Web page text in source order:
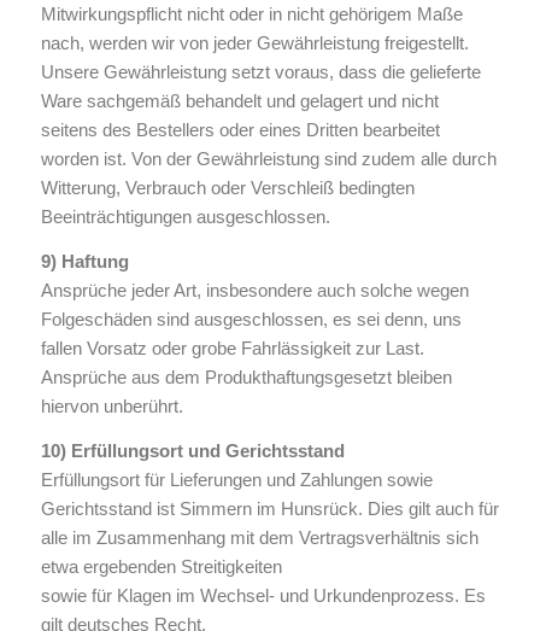
Mitwirkungspflicht nicht oder in nicht gehörigem Maße
nach, werden wir von jeder Gewährleistung freigestellt.
Unsere Gewährleistung setzt voraus, dass die gelieferte
Ware sachgemäß behandelt und gelagert und nicht
seitens des Bestellers oder eines Dritten bearbeitet
worden ist. Von der Gewährleistung sind zudem alle durch
Witterung, Verbrauch oder Verschleiß bedingten
Beeinträchtigungen ausgeschlossen.
9) Haftung
Ansprüche jeder Art, insbesondere auch solche wegen
Folgeschäden sind ausgeschlossen, es sei denn, uns
fallen Vorsatz oder grobe Fahrlässigkeit zur Last.
Ansprüche aus dem Produkthaftungsgesetzt bleiben
hiervon unberührt.
10) Erfüllungsort und Gerichtsstand
Erfüllungsort für Lieferungen und Zahlungen sowie
Gerichtsstand ist Simmern im Hunsrück. Dies gilt auch für
alle im Zusammenhang mit dem Vertragsverhältnis sich
etwa ergebenden Streitigkeiten
sowie für Klagen im Wechsel- und Urkundenprozess. Es
gilt deutsches Recht.